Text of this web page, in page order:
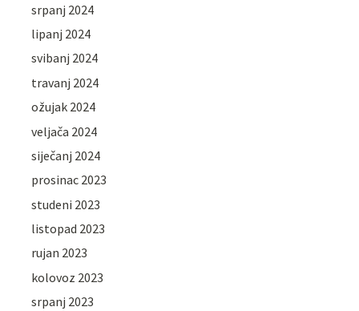
srpanj 2024
lipanj 2024
svibanj 2024
travanj 2024
ožujak 2024
veljača 2024
siječanj 2024
prosinac 2023
studeni 2023
listopad 2023
rujan 2023
kolovoz 2023
srpanj 2023